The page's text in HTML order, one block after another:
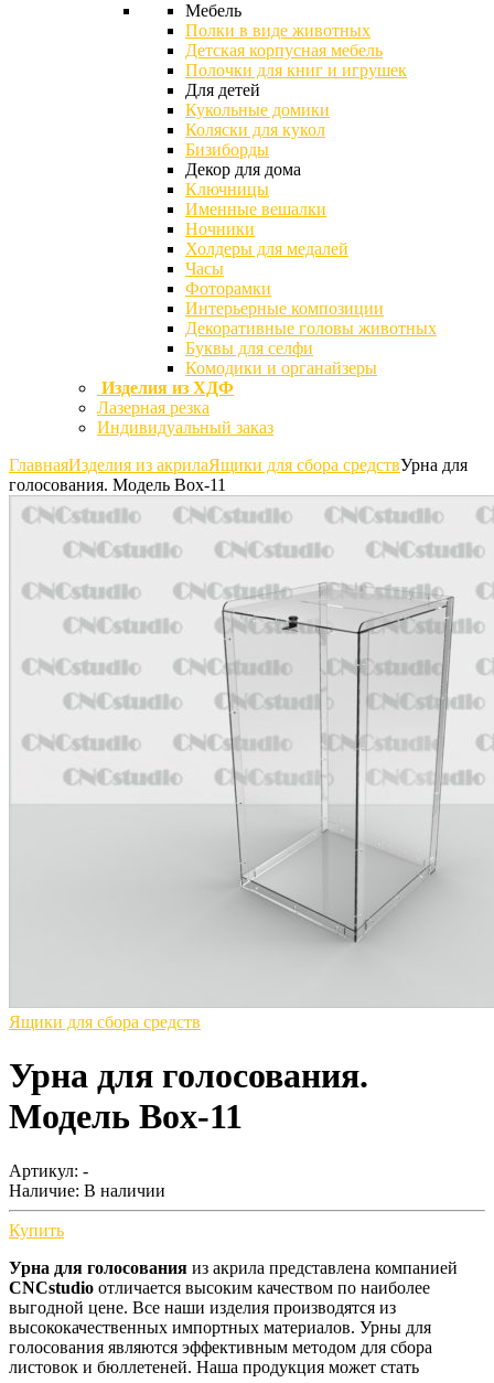
Мебель
Полки в виде животных
Детская корпусная мебель
Полочки для книг и игрушек
Для детей
Кукольные домики
Коляски для кукол
Бизиборды
Декор для дома
Ключницы
Именные вешалки
Ночники
Холдеры для медалей
Часы
Фоторамки
Интерьерные композиции
Декоративные головы животных
Буквы для селфи
Комодики и органайзеры
Изделия из ХДФ
Лазерная резка
Индивидуальный заказ
ГлавнаяИзделия из акрилаЯщики для сбора средствУрна для
голосования. Модель Box-11
Ящики для сбора средств
Урна для голосования.
Модель Box-11
Артикул: -
Наличие: В наличии
Купить
Урна для голосования из акрила представлена компанией
CNCstudio отличается высоким качеством по наиболее
выгодной цене. Все наши изделия производятся из
высококачественных импортных материалов. Урны для
голосования являются эффективным методом для сбора
листовок и бюллетеней. Наша продукция может стать